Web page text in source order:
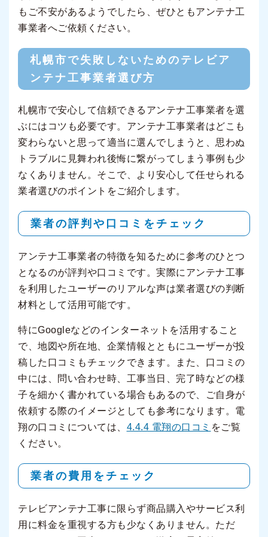
もご不安があるようでしたら、ぜひともアンテナ工
事業者へご依頼ください。
札幌市で失敗しないためのテレビア
ンテナ工事業者選び方
札幌市で安心して信頼できるアンテナ工事業者を選
ぶにはコツも必要です。アンテナ工事業者はどこも
変わらないと思って適当に選んでしまうと、思わぬ
トラブルに見舞われ後悔に繋がってしまう事例も少
なくありません。そこで、より安心して任せられる
業者選びのポイントをご紹介します。
業者の評判や口コミをチェック
アンテナ工事業者の特徴を知るために参考のひとつ
となるのが評判や口コミです。実際にアンテナ工事
を利用したユーザーのリアルな声は業者選びの判断
材料として活用可能です。
特にGoogleなどのインターネットを活用すること
で、地図や所在地、企業情報とともにユーザーが投
稿した口コミもチェックできます。また、口コミの
中には、問い合わせ時、工事当日、完了時などの様
子を細かく書かれている場合もあるので、ご自身が
依頼する際のイメージとしても参考になります。電
翔の口コミについては、 4.4.4 電翔の口コミ をご覧
ください。
業者の費用をチェック
テレビアンテナ工事に限らず商品購入やサービス利
用に料金を重視する方も少なくありません。ただ